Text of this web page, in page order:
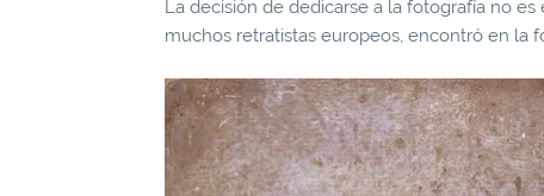
La decisión de dedicarse a la fotografía no
muchos retratistas europeos, encontró en la